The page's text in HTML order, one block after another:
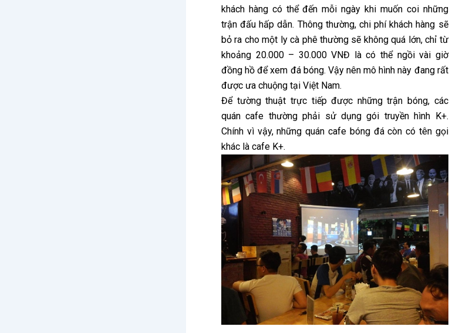
khách hàng có thể đến mỗi ngày khi muốn coi những
trận đấu hấp dẫn. Thông thường, chi phí khách hàng sẽ
bỏ ra cho một ly cà phê thường sẽ không quá lớn, chỉ từ
khoảng 20.000 – 30.000 VNĐ là có thể ngồi vài giờ
đồng hồ để xem đá bóng. Vậy nên mô hình này đang rất
được ưa chuộng tại Việt Nam.
Để tường thuật trực tiếp được những trận bóng, các
quán cafe thường phải sử dụng gói truyền hình K+.
Chính vì vậy, những quán cafe bóng đá còn có tên gọi
khác là cafe K+.